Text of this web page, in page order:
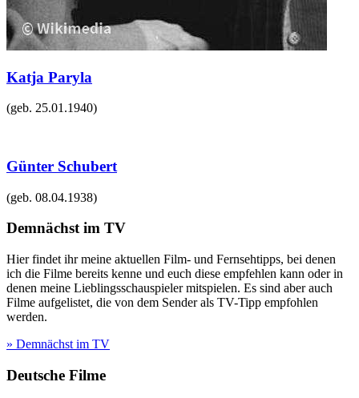
Katja Paryla
(geb. 25.01.1940)
Günter Schubert
(geb. 08.04.1938)
Demnächst im TV
Hier findet ihr meine aktuellen Film- und Fernsehtipps, bei denen
ich die Filme bereits kenne und euch diese empfehlen kann oder in
denen meine Lieblingsschauspieler mitspielen. Es sind aber auch
Filme aufgelistet, die von dem Sender als TV-Tipp empfohlen
werden.
» Demnächst im TV
Deutsche Filme